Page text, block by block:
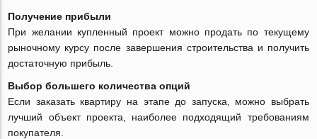
Получение прибыли
При желании купленный проект можно продать по текущему
рыночному курсу после завершения строительства и получить
достаточную прибыль.
Выбор большего количества опций
Если заказать квартиру на этапе до запуска, можно выбрать
лучший объект проекта, наиболее подходящий требованиям
покупателя.